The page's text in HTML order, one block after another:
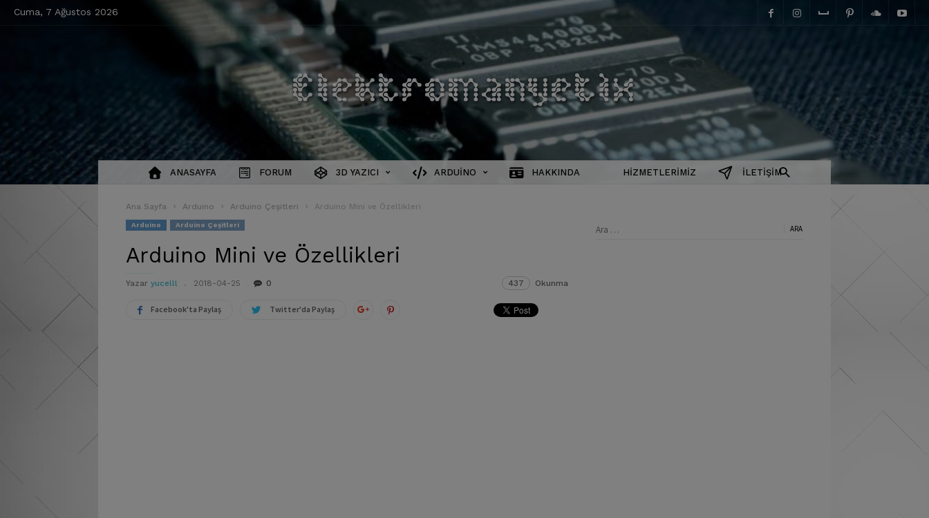
Cuma, 7 Ağustos 2026
elektromanyetix
ANASAYFA FORUM 3D YAZICI ARDUINO HAKKINDA HIZMETLERIMIZ İLETIŞIM
Ana Sayfa Arduino Arduino Çeşitleri Arduino Mini ve Özellikleri
Arduino Arduino Çeşitleri
Arduino Mini ve Özellikleri
Yazar yucelll 2018-04-25 0 437 Okunma
Facebook'ta Paylaş Twitter'da Paylaş
Arama: